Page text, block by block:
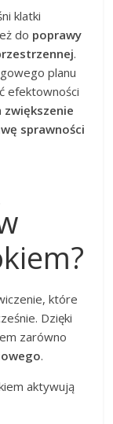
klatki
do poprawy
.
planu
efektowności
zwiększenie
sprawności
które
Dzięki
zarówno
.
aktywują